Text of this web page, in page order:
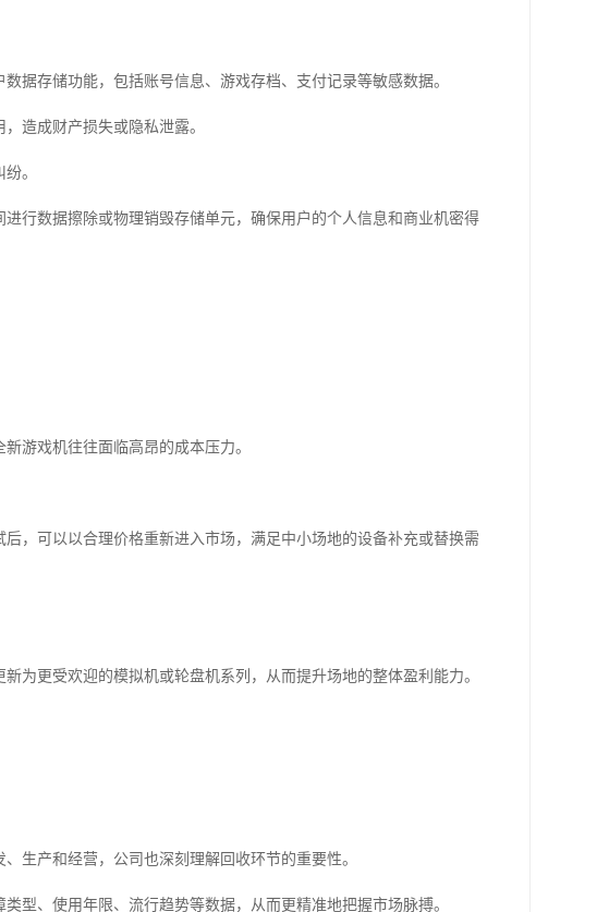
据存储功能，包括账号信息、游戏存档、支付记录等敏感数据。
造成财产损失或隐私泄露。
。
行数据擦除或物理销毁存储单元，确保用户的个人信息和商业机密得
游戏机往往面临高昂的成本压力。
，可以以合理价格重新进入市场，满足中小场地的设备补充或替换需
为更受欢迎的模拟机或轮盘机系列，从而提升场地的整体盈利能力。
生产和经营，公司也深刻理解回收环节的重要性。
型、使用年限、流行趋势等数据，从而更精准地把握市场脉搏。